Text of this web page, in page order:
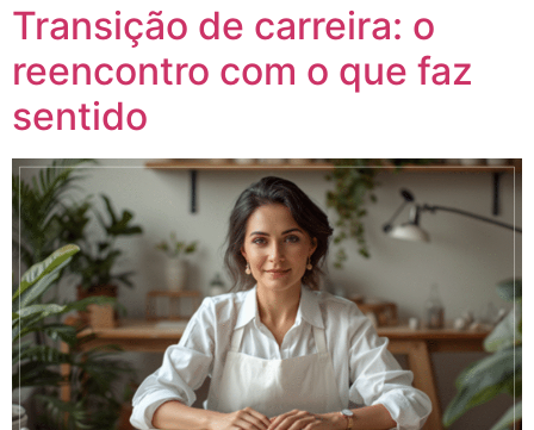
Transição de carreira: o
reencontro com o que faz
sentido